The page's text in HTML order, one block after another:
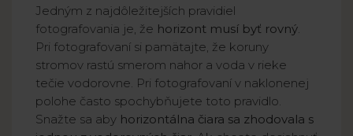
Jedným z najdôležitejších pravidiel
fotografovania je, že horizont musí byť rovný
Pri fotografovaní si pamätajte, že koruny
stromov rastú smerom nahor a voda v rieke
tečie vodorovne. Pri fotografovaní v naklonenej
polohe často spochybňujete toto pravidlo.
Snažte sa aby horizontálna čiara sa zhodovala s